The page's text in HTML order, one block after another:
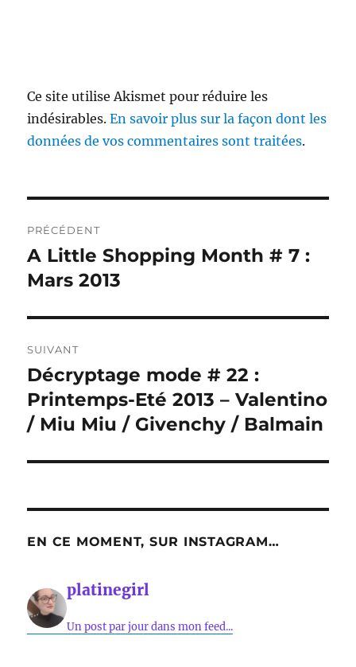
Ce site utilise Akismet pour réduire les
indésirables.En savoir plus sur la façon dont les
données de vos commentaires sont traitées.
de
l’article
PRÉCÉDENT
Publication
précédente :
A Little Shopping Month # 7 :
Mars 2013
SUIVANT
Publication
suivante :
Décryptage mode # 22 :
Printemps-Eté 2013 – Valentino
/ Miu Miu / Givenchy / Balmain
EN CE MOMENT, SUR INSTAGRAM…
platinegirl
Un post par jour dans mon feed...